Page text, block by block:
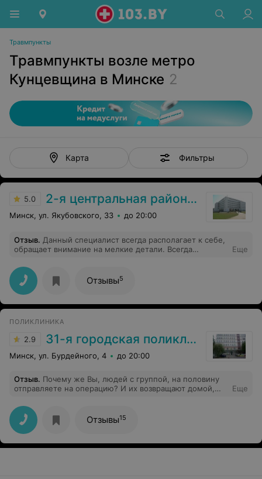
Травмпункты
Травмпункты возле метро
Кунцевщина в Минске 2
Карта Фильтры
5.0 2-я центральная районная поликлиника Фрунзенского района
Минск, ул. Якубовского, 33 до 20:00
Отзыв. Данный специалист всегда располагает к себе,
обращает внимание на мелкие детали. Всегда
назначение препаратов всегда на высоком утровне.
Еще
Отзывы5
ПОЛИКЛИНИКА
2.9 31-я городская поликлиника
Минск, ул. Бурдейного, 4 до 20:00
Отзыв. Почему же Вы, людей с группой, на половину
отправляете на операцию? И их возвращают домой,
операцию!!! Люди ждали очередь, что бы попасть на
операцию!!! Я не хочу кривить душой! Но желаю Вам
прочувствовать ту боль, что чувствуют эти люди! Всех
Вам благ!!!
Еще
Отзывы15